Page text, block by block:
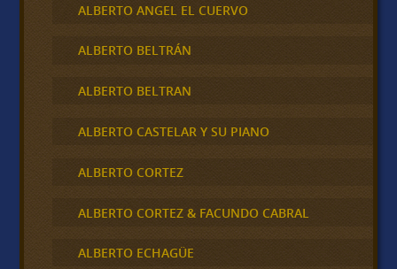
ALBERTO ANGEL EL CUERVO
ALBERTO BELTRÁN
ALBERTO BELTRAN
ALBERTO CASTELAR Y SU PIANO
ALBERTO CORTEZ
ALBERTO CORTEZ & FACUNDO CABRAL
ALBERTO ECHAGÜE